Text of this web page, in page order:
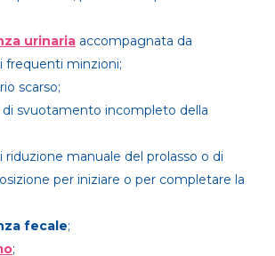
urinaria accompagnata da
frequenti minzioni;
scarso;
di svuotamento incompleto della
riduzione manuale del prolasso o di
per iniziare o per completare la
fecale;
;